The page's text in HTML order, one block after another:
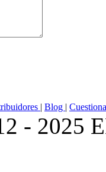
| Blog |
- 2025